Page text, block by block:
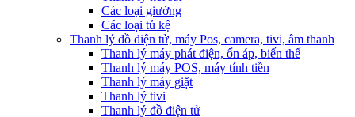
Các loại giường
Các loại tủ kệ
Thanh lý đồ điện tử, máy Pos, camera, tivi, âm thanh
Thanh lý máy phát điện, ổn áp, biến thế
Thanh lý máy POS, máy tính tiền
Thanh lý máy giặt
Thanh lý tivi
Thanh lý đồ điện tử